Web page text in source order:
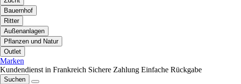
Bauernhof
Ritter
Außenanlagen
Pflanzen und Natur
Outlet
Marken
Kundendienst in Frankreich Sichere Zahlung Einfache Rückgabe
Suchen